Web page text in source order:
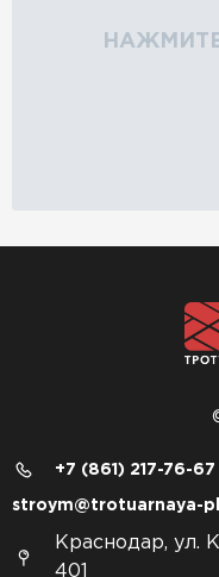
+7 (861) 217-76-67
stroym@trotuarnaya-
Краснодар, ул.
401